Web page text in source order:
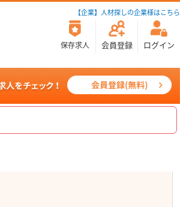
【企業】人材探しの企業様はこちら
保存求人 会員登録 ログイン